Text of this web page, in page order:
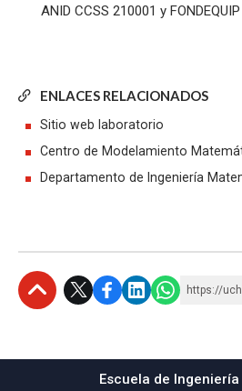
ENLACES RELACIONADOS
Sitio web laboratorio
Centro de Modelamiento
Departamento de Ingeniería
ANID CCSS 210001 y
https://
Escuela de